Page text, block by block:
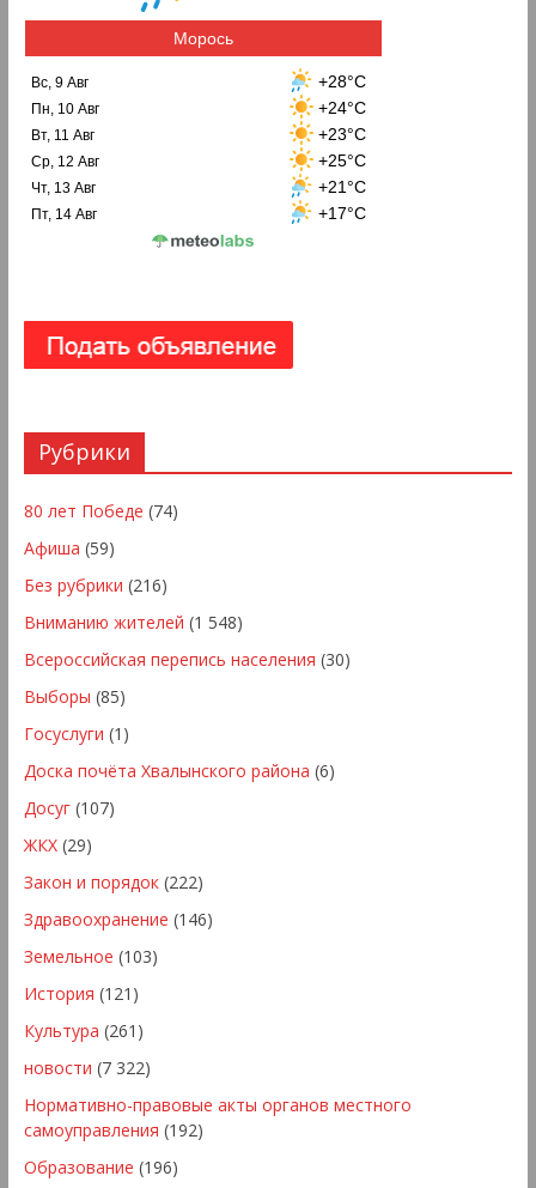
Морось
Вс, 9 Авг +28°C
Пн, 10 Авг +24°C
Вт, 11 Авг +23°C
Ср, 12 Авг +25°C
Чт, 13 Авг +21°C
Пт, 14 Авг +17°C
Рубрики
80 лет Победе (74)
Афиша (59)
Без рубрики (216)
Вниманию жителей (1 548)
Всероссийская перепись населения (30)
Выборы (85)
Госуслуги (1)
Доска почёта Хвалынского района (6)
Досуг(107)
ЖКХ(29)
Закон и порядок(222)
Здравоохранение (146)
Земельное (103)
История (121)
Культура (261)
новости (7 322)
Нормативно-правовые акты органов местного
самоуправления (192)
Образование (196)